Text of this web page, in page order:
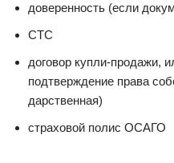
доверенность (если
СТС
договор купли-продажи,
подтверждение права
дарственная)
страховой полис ОСАГО